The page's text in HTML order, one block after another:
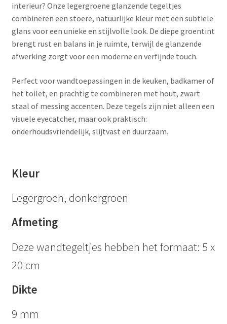
interieur? Onze legergroene glanzende tegeltjes
combineren een stoere, natuurlijke kleur met een subtiele
glans voor een unieke en stijlvolle look. De diepe groentint
brengt rust en balans in je ruimte, terwijl de glanzende
afwerking zorgt voor een moderne en verfijnde touch.
Perfect voor wandtoepassingen in de keuken, badkamer of
het toilet, en prachtig te combineren met hout, zwart
staal of messing accenten. Deze tegels zijn niet alleen een
visuele eyecatcher, maar ook praktisch:
onderhoudsvriendelijk, slijtvast en duurzaam.
Kleur
Legergroen, donkergroen
Afmeting
Deze wandtegeltjes hebben het formaat: 5 x
20 cm
Dikte
9 mm